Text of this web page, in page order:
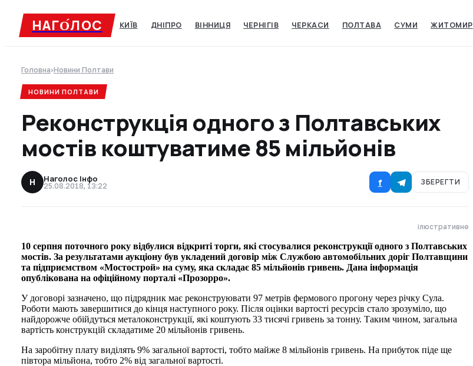
НАГО́ЛОC КИЇВ ДНІПРО ВІННИЦЯ ЧЕРНІГІВ ЧЕРКАСИ ПОЛТАВА СУМИ ЖИТОМИР
Головна›Новини Полтави
НОВИНИ ПОЛТАВИ
Реконструкція одного з Полтавських
мостів коштуватиме 85 мільйонів
Н Наголос Інфо
25.08.2018, 13:22 f ЗБЕРЕГТИ
ілюстративне
10 серпня поточного року відбулися відкриті торги, які стосувалися реконструкції одного з Полтавських
мостів. За результатами аукціону був укладений договір між Службою автомобільних доріг Полтавщини
та підприємством «Мостострой» на суму, яка складає 85 мільйонів гривень. Дана інформація
опублікована на офіційному порталі «Прозорро».
У договорі зазначено, що підрядник має реконструювати 97 метрів фермового прогону через річку Сула.
Роботи мають завершитися до кінця наступного року. Після оцінки вартості ресурсів стало зрозуміло, що
найдорожче обійдуться металоконструкції, які коштують 33 тисячі гривень за тонну. Таким чином, загальна
вартість конструкцій складатиме 20 мільйонів гривень.
На заробітну плату виділять 9% загальної вартості, тобто майже 8 мільйонів гривень. На прибуток піде ще
півтора мільйона, тобто 2% від загальної вартості.